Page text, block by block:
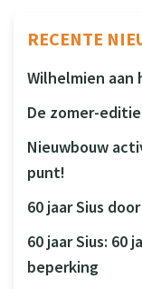
RECENTE
Wilhelmien aan
De zomer-
Nieuwbouw
punt!
60 jaar Sius
60 jaar Sius: 60
beperking